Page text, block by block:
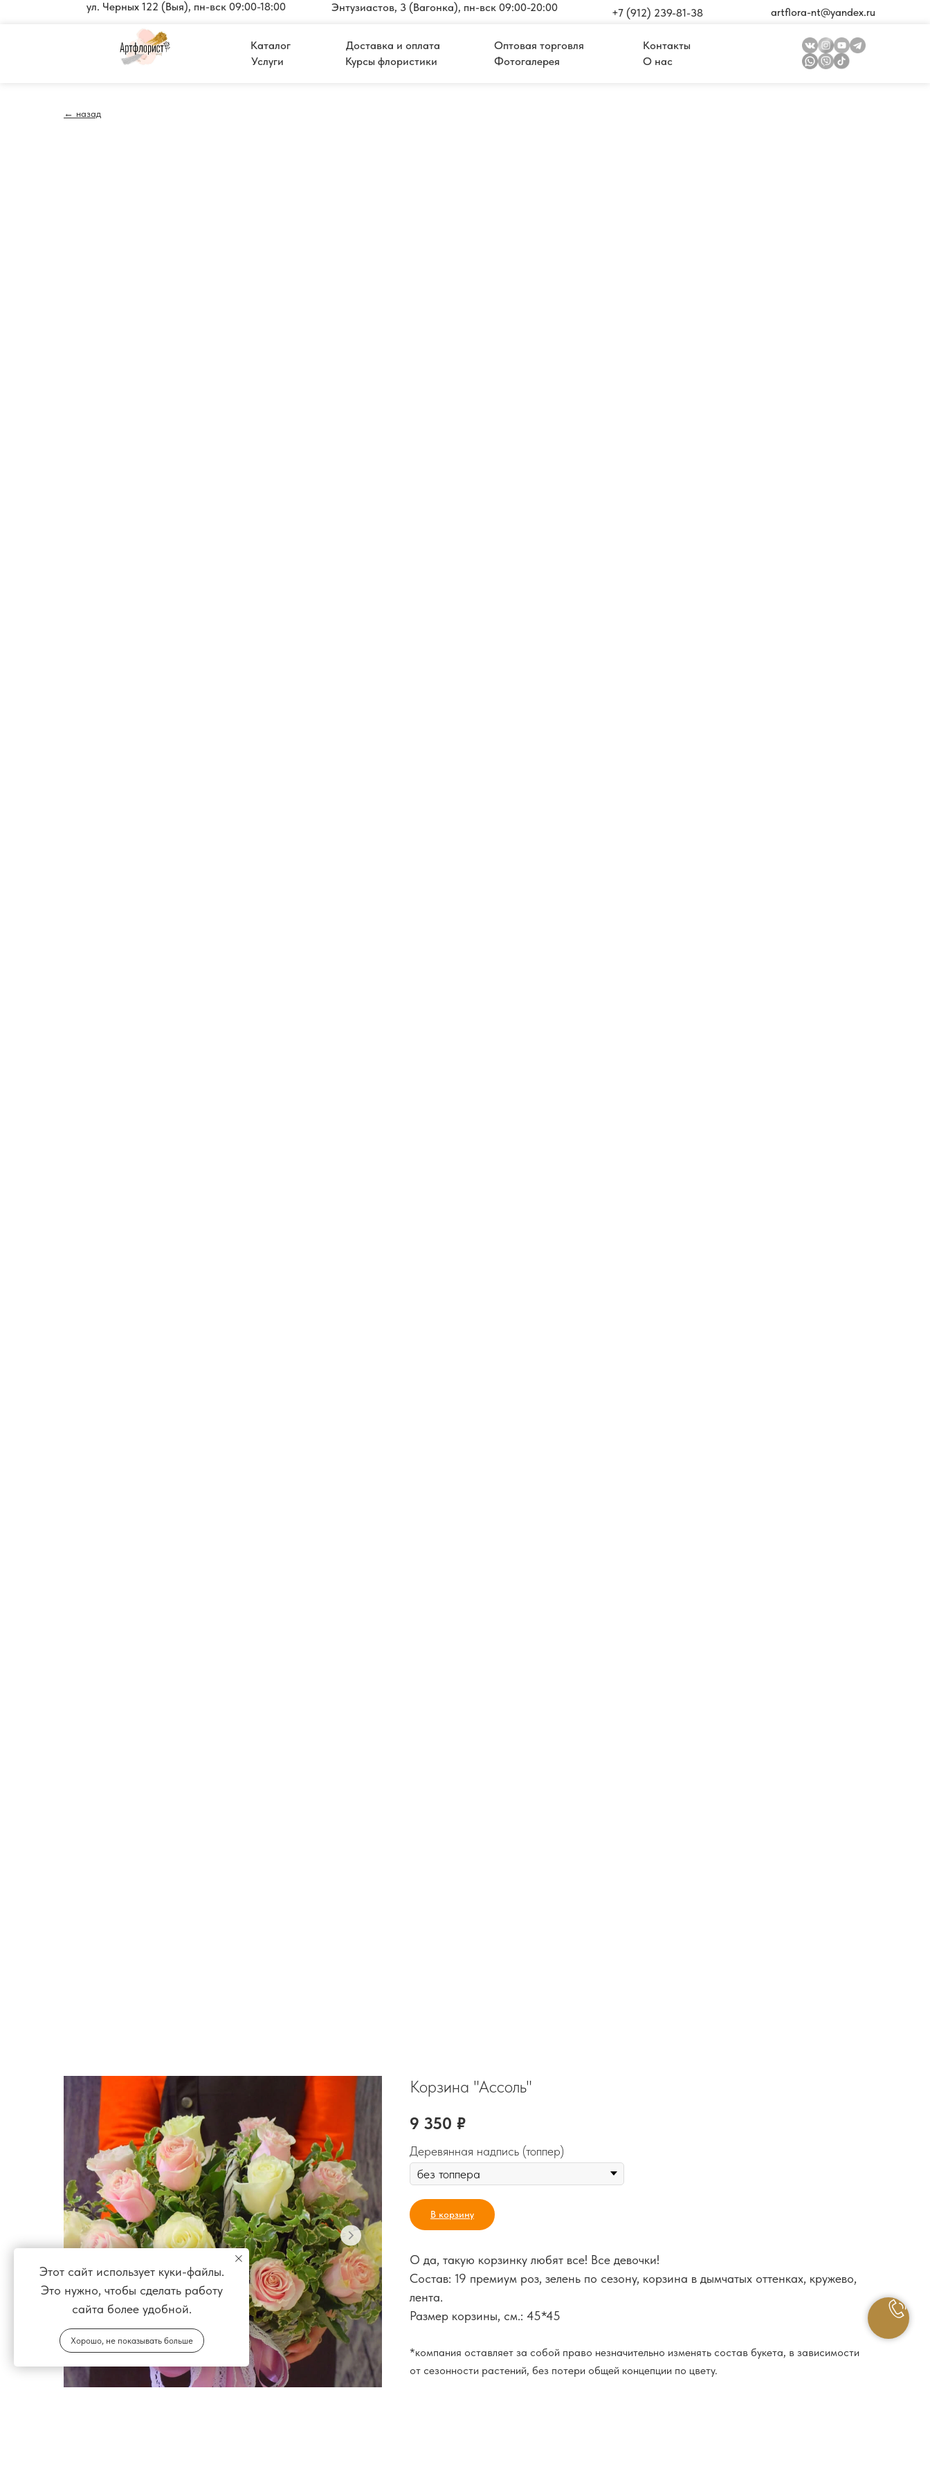
Каталог
Услуги
Доставка и оплата
Курсы флористики
Оптовая торговля
Фотогалерея
+7 (912) 239-81-38
О нас
Контакты
artflora-nt@yandex.ru
ул. Черных 122 (Выя), пн-вск 09:00-18:00 Энтузиастов, 3 (Вагонка), пн-вск 09:00-20:00
← назад
Корзина "Ассоль"
9 350 ₽
Деревянная надпись (топпер)
В корзину
О да, такую корзинку любят все! Все девочки!
Состав: 19 премиум роз, зелень по сезону, корзина в дымчатых оттенках, кружево,
лента.
Размер корзины, см.: 45*45
*компания оставляет за собой право незначительно изменять состав букета, в зависимости
от сезонности растений, без потери общей концепции по цвету.
Этот сайт использует куки-файлы.
Это нужно, чтобы сделать работу
сайта более удобной.
Хорошо, не показывать больше